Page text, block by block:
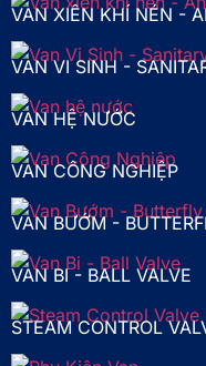
VAN XIÊN KHÍ NÉN -
VAN VI SINH -
VAN HỆ NƯỚC
VAN CÔNG NGHIỆP
VAN BƯỚM -
VAN BI - BALL VALVE
STEAM CONTROL